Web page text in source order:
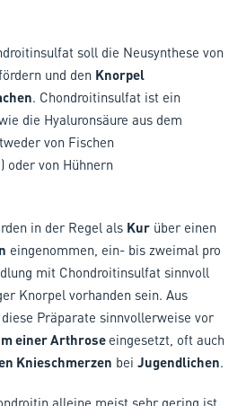
soll die Neusynthese von
und den Knorpel
. Chondroitinsulfat ist ein
die Hyaluronsäure aus dem
von Fischen
) oder von Hühnern
in der Regel als Kur über einen
eingenommen, ein- bis zweimal pro
mit Chondroitinsulfat sinnvoll
Knorpel vorhanden sein. Aus
Präparate sinnvollerweise vor
einer Arthroseeingesetzt, oft auch
Knieschmerzen bei Jugendlichen.
alleine meist sehr gering ist,